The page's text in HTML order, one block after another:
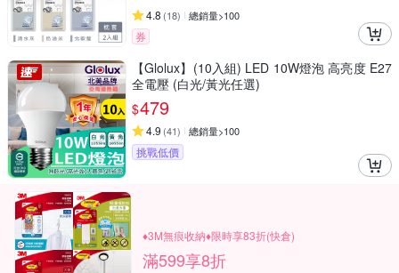
4.8 (18) 總銷量>100
券
【Glolux】(10入組) LED 10W燈泡 高亮度 E27
全電壓 (白光/黃光任選)
$479
4.9 (41) 總銷量>100
挑戰低價
♦3M無痕收納♦限時享83折(快倉)
滿599享8折